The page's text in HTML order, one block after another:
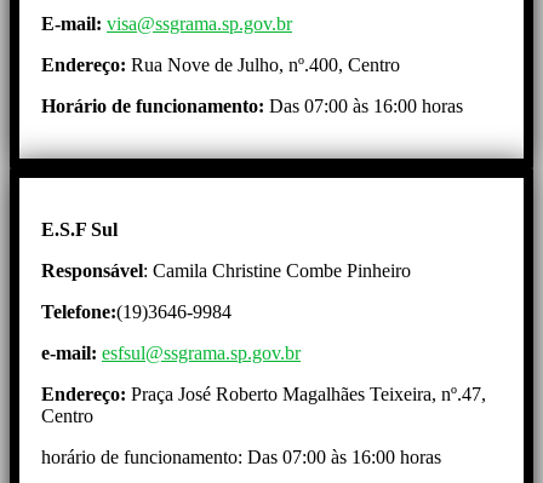
E-mail: visa@ssgrama.sp.gov.br
Endereço: Rua Nove de Julho, nº.400, Centro
Horário de funcionamento: Das 07:00 às 16:00 horas
E.S.F Sul
Responsável: Camila Christine Combe Pinheiro
Telefone:(19)3646-9984
e-mail: esfsul@ssgrama.sp.gov.br
Endereço: Praça José Roberto Magalhães Teixeira, nº.47,
Centro
horário de funcionamento: Das 07:00 às 16:00 horas